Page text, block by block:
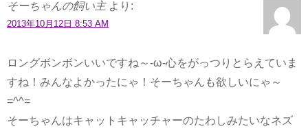
そーちゃんの飼い主 より:
2013年10月12日 8:53 AM
ロングボンボンいいですね～-ω-心をがっつりとらえていま
すね！みんなよかったにゃ！そーちゃんも欲しいにゃ～
=^^=
そーちゃんはキャットキャッチャーのたわしみたいなネズ